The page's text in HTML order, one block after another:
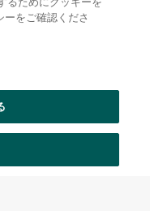
rights reserved.
ーをご確認くださ